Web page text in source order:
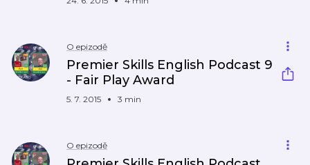
O epizodě
Premier Skills English Podcast 9
- Fair Play Award
5. 7. 2015 3 min
O epizodě